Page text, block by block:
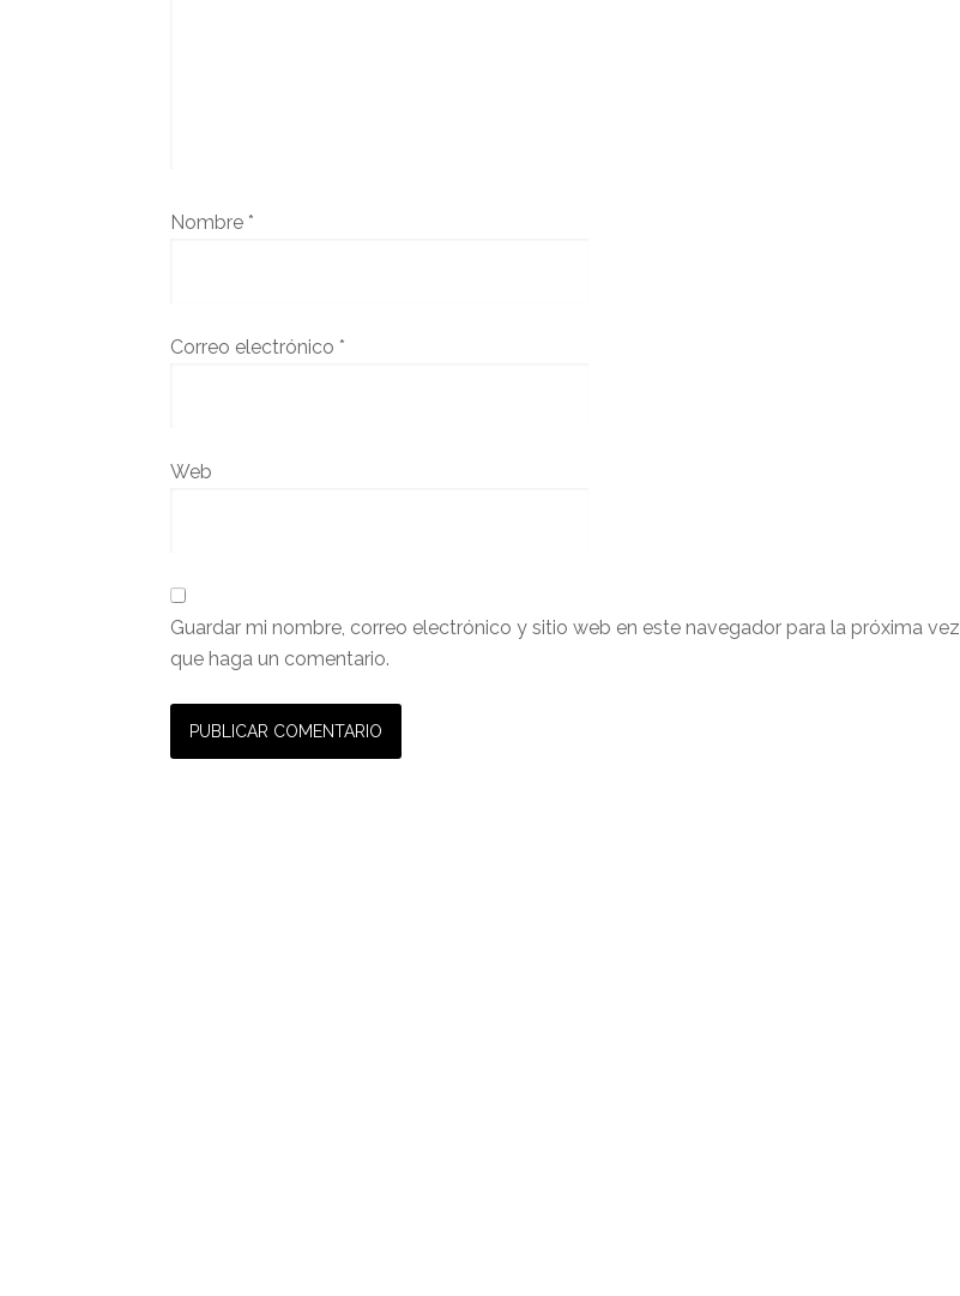
Nombre *
Correo electrónico *
Web
Guardar mi nombre, correo electrónico y sitio web en este navegador para la próxima vez
que haga un comentario.